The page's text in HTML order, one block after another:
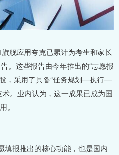
舰应用夸克已累计为考生和家长
。这些报告由今年推出的“志愿报
，采用了具备“任务规划—执行—
。业内认为，这一成果已成为国
。
填报推出的核心功能，也是国内